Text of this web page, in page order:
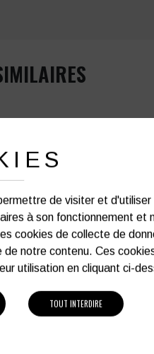
de visiter et d'utiliser
à son fonctionnement et
cookies de collecte de
de notre contenu. Ces
utilisation en cliquant ci-
TOUT INTERDIRE